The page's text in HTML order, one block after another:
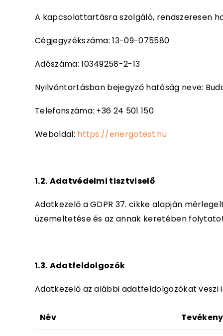
A kapcsolattartásra szolgáló, rendszeresen
Cégjegyzékszáma: 13-09-075580
Adószáma: 10349258-2-13
Nyilvántartásban bejegyző hatóság neve:
Telefonszáma: +36 24 501 150
Weboldal: https://energotest.hu
1.2. Adatvédelmi tisztviselő
Adatkezelő a GDPR 37. cikke alapján
üzemeltetése és az annak keretében
1.3. Adatfeldolgozók
Adatkezelő az alábbi adatfeldolgozókat veszi
Név